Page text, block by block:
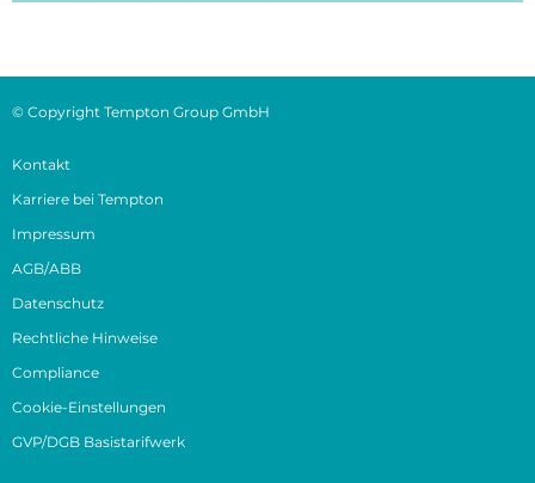
© Copyright Tempton Group GmbH
Kontakt
Karriere bei Tempton
Impressum
AGB/ABB
Datenschutz
Rechtliche Hinweise
Compliance
Cookie-Einstellungen
GVP/DGB Basistarifwerk